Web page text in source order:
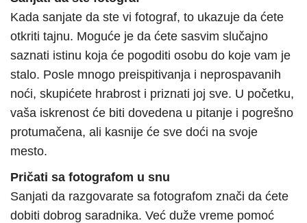
Kada sanjate da ste vi fotograf, to ukazuje da ćete
otkriti tajnu. Moguće je da ćete sasvim slučajno
saznati istinu koja će pogoditi osobu do koje vam je
stalo. Posle mnogo preispitivanja i neprospavanih
noći, skupićete hrabrost i priznati joj sve. U početku,
vaša iskrenost će biti dovedena u pitanje i pogrešno
protumačena, ali kasnije će sve doći na svoje
mesto.
Pričati sa fotografom u snu
Sanjati da razgovarate sa fotografom znači da ćete
dobiti dobrog saradnika. Već duže vreme pomoć